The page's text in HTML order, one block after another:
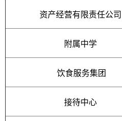
资产经营有限责任公司
附属中学
饮食服务集团
接待中心